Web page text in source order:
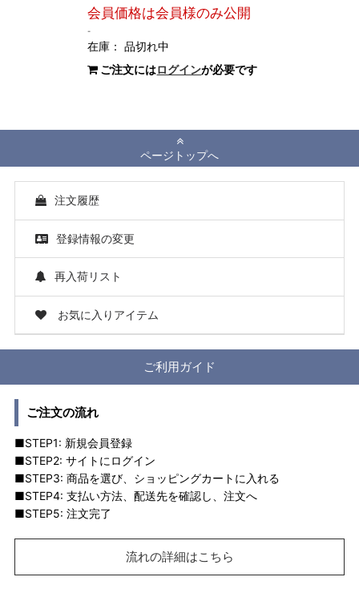
会員価格は会員様のみ公開
-
在庫：品切れ中
ご注文にはログインが必要です
ページトップへ
注文履歴
登録情報の変更
再入荷リスト
お気に入りアイテム
ご利用ガイド
ご注文の流れ
■STEP1: 新規会員登録
■STEP2: サイトにログイン
■STEP3: 商品を選び、ショッピングカートに入れる
■STEP4: 支払い方法、配送先を確認し、注文へ
■STEP5: 注文完了
流れの詳細はこちら